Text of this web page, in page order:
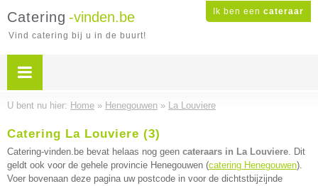
Ik ben een cateraar
Catering -vinden.be
Vind catering bij u in de buurt!
U bent nu hier: Home » Henegouwen » La Louviere
Catering La Louviere (3)
Catering-vinden.be bevat helaas nog geen cateraars in La Louviere. Dit
geldt ook voor de gehele provincie Henegouwen (catering Henegouwen).
Voer bovenaan deze pagina uw postcode in voor de dichtstbijzijnde